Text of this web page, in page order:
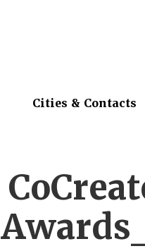
Cities & Contacts